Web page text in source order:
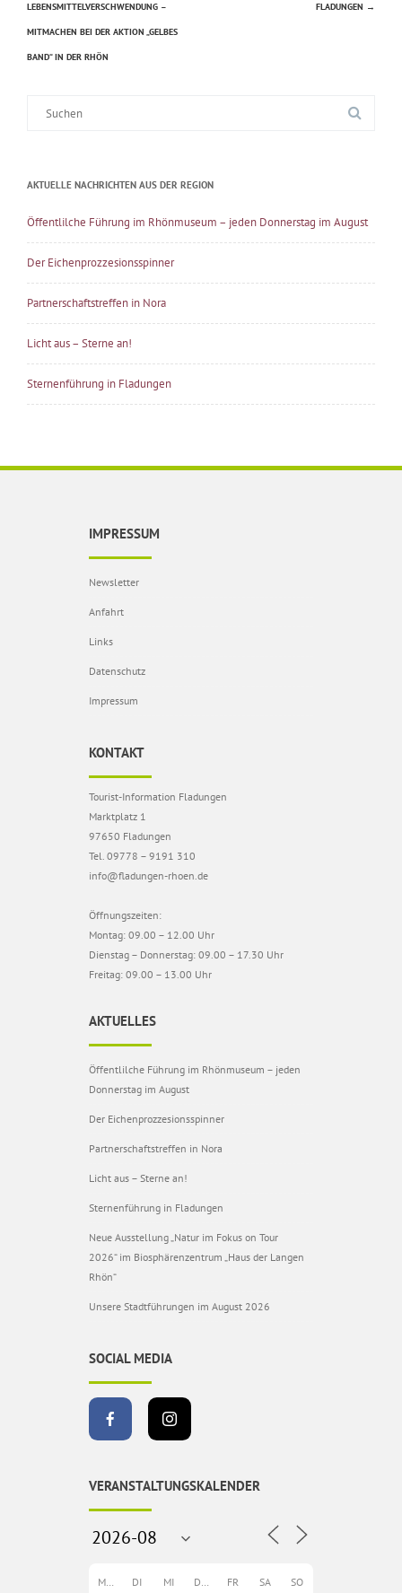
LEBENSMITTELVERSCHWENDUNG –
MITMACHEN BEI DER AKTION „GELBES
BAND“ IN DER RHÖN
FLADUNGEN →
AKTUELLE NACHRICHTEN AUS DER REGION
Öffentlilche Führung im Rhönmuseum – jeden Donnerstag im August
Der Eichenprozzesionsspinner
Partnerschaftstreffen in Nora
Licht aus – Sterne an!
Sternenführung in Fladungen
IMPRESSUM
Newsletter
Anfahrt
Links
Datenschutz
Impressum
KONTAKT
Tourist-Information Fladungen
Marktplatz 1
97650 Fladungen
Tel. 09778 – 9191 310
info@fladungen-rhoen.de
Öffnungszeiten:
Montag: 09.00 – 12.00 Uhr
Dienstag – Donnerstag: 09.00 – 17.30 Uhr
Freitag: 09.00 – 13.00 Uhr
AKTUELLES
Öffentlilche Führung im Rhönmuseum – jeden
Donnerstag im August
Der Eichenprozzesionsspinner
Partnerschaftstreffen in Nora
Licht aus – Sterne an!
Sternenführung in Fladungen
Neue Ausstellung „Natur im Fokus on Tour
2026“ im Biosphärenzentrum „Haus der Langen
Rhön“
Unsere Stadtführungen im August 2026
SOCIAL MEDIA
VERANSTALTUNGSKALENDER
MO DI MI DO FR SA SO